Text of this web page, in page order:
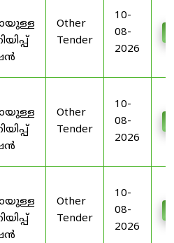
Other
Tender
10-
08-
2026
Other
Tender
10-
08-
2026
Other
Tender
10-
08-
2026